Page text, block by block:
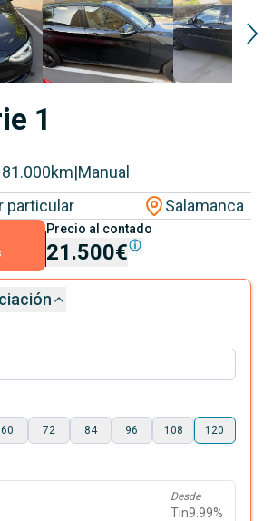
1
km|Manual
particular
Salamanca
Precio al contado
21.500€
60 72 84 96 108 120
Desde
Tin9.99%